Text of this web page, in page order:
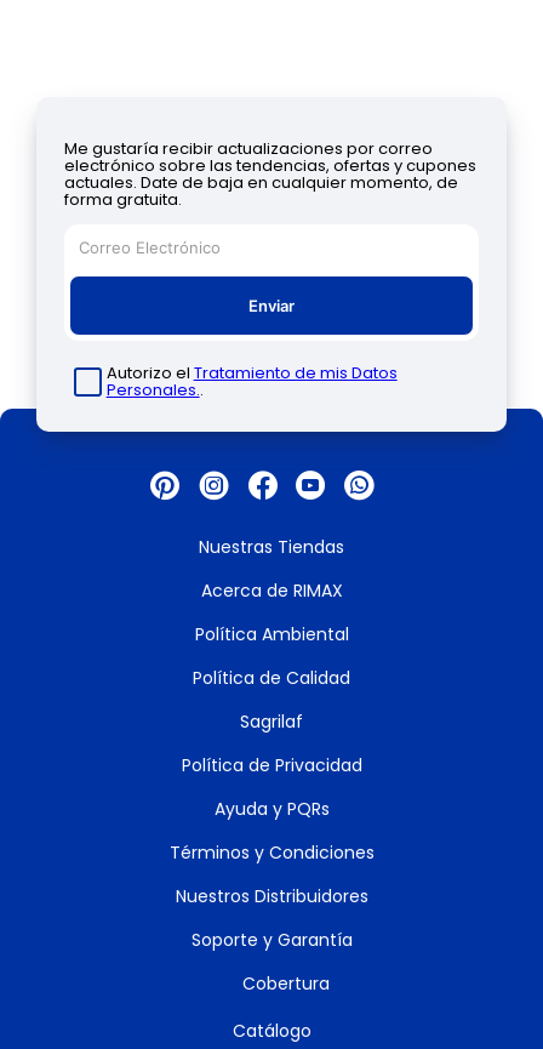
Me gustaría recibir actualizaciones por correo
electrónico sobre las tendencias, ofertas y cupones
actuales. Date de baja en cualquier momento, de
forma gratuita.
Enviar
Autorizo el Tratamiento de mis Datos
Personales..
Nuestras Tiendas
Acerca de RIMAX
Política Ambiental
Política de Calidad
Sagrilaf
Política de Privacidad
Ayuda y PQRs
Términos y Condiciones
Nuestros Distribuidores
Soporte y Garantía
Cobertura
Catálogo